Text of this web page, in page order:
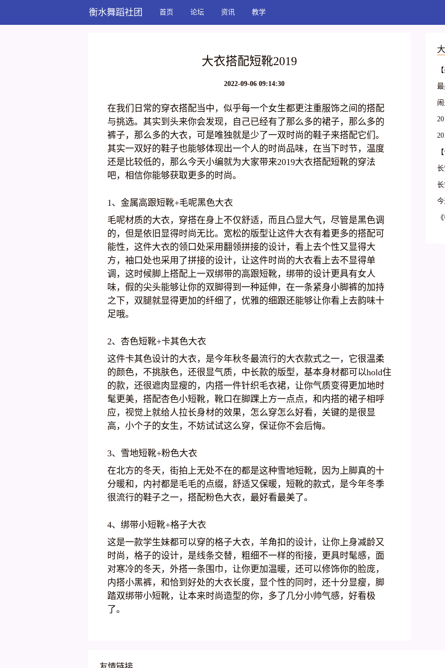
衡水舞蹈社团 首页 论坛 资讯 教学
大衣搭配短靴2019
2022-09-06 09:14:30
在我们日常的穿衣搭配当中，似乎每一个女生都更注重服饰之间的搭配
与挑选。其实到头来你会发现，自己已经有了那么多的裙子，那么多的
裤子，那么多的大衣，可是唯独就是少了一双时尚的鞋子来搭配它们。
其实一双好的鞋子也能够体现出一个人的时尚品味，在当下时节，温度
还是比较低的，那么今天小编就为大家带来2019大衣搭配短靴的穿法
吧，相信你能够获取更多的时尚。
1、金属高跟短靴+毛呢黑色大衣
毛呢材质的大衣，穿搭在身上不仅舒适，而且凸显大气，尽管是黑色调
的，但是依旧显得时尚无比。宽松的版型让这件大衣有着更多的搭配可
能性，这件大衣的领口处采用翻领拼接的设计，看上去个性又显得大
方，袖口处也采用了拼接的设计，让这件时尚的大衣看上去不显得单
调，这时候脚上搭配上一双绑带的高跟短靴，绑带的设计更具有女人
味，假的尖头能够让你的双脚得到一种延伸，在一条紧身小脚裤的加持
之下，双腿就显得更加的纤细了，优雅的细跟还能够让你看上去韵味十
足哦。
2、杏色短靴+卡其色大衣
这件卡其色设计的大衣，是今年秋冬最流行的大衣款式之一，它很温柔
的颜色，不挑肤色，还很显气质，中长款的版型，基本身材都可以hold住
的款，还很遮肉显瘦的，内搭一件针织毛衣裙，让你气质变得更加地时
髦更美，搭配杏色小短靴，靴口在脚踝上方一点点，和内搭的裙子相呼
应，视觉上就给人拉长身材的效果，怎么穿怎么好看，关键的是很显
高，小个子的女生，不妨试试这么穿，保证你不会后悔。
3、雪地短靴+粉色大衣
在北方的冬天，街拍上无处不在的都是这种雪地短靴，因为上脚真的十
分暖和，内衬都是毛毛的点缀，舒适又保暖，短靴的款式，是今年冬季
很流行的鞋子之一，搭配粉色大衣，最好看最美了。
4、绑带小短靴+格子大衣
这是一款学生妹都可以穿的格子大衣，羊角扣的设计，让你上身减龄又
时尚，格子的设计，是线条交替，粗细不一样的衔接，更具时髦感，面
对寒冷的冬天，外搭一条围巾，让你更加温暖，还可以修饰你的脸庞，
内搭小黑裤，和恰到好处的大衣长度，显个性的同时，还十分显瘦，脚
踏双绑带小短靴，让本来时尚造型的你，多了几分小帅气感，好看极
了。